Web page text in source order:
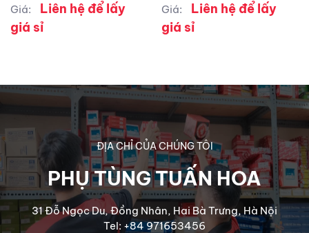
Giá:
Liên hệ để lấy
giá sỉ
Giá:
Liên hệ để lấy
giá sỉ
ĐỊA CHỈ CỦA CHÚNG TÔI
PHỤ TÙNG TUẤN HOA
31 Đỗ Ngọc Du, Đồng Nhân, Hai Bà Trưng, Hà Nội
Tel: +84 971653456